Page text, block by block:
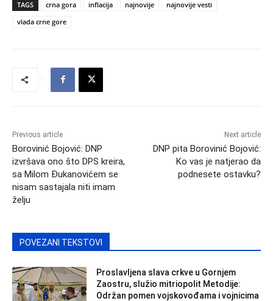
TAGS crna gora inflacija najnovije
najnovije vesti
vlada crne gore
Previous article
Borovinić Bojović: DNP
izvršava ono što DPS kreira,
sa Milom Đukanovićem se
nisam sastajala niti imam
želju
Next article
DNP pita Borovinić Bojović:
Ko vas je natjerao da
podnesete ostavku?
POVEZANI TEKSTOVI
Proslavljena slava crkve u Gornjem
Zaostru, služio mitriopolit Metodije:
Održan pomen vojskovođama i vojnicima